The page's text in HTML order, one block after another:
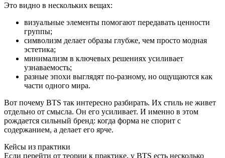
Это видно в нескольких вещах:
визуальные элементы помогают передавать ценности
группы;
символизм делает образы глубже, чем просто модная
эстетика;
минимализм в ключевых решениях усиливает
узнаваемость;
разные эпохи выглядят по-разному, но ощущаются как
части одного мира.
Вот почему BTS так интересно разбирать. Их стиль не живет
отдельно от смысла. Он его усиливает. И именно в этом
рождается сильный бренд: когда форма не спорит с
содержанием, а делает его ярче.
Кейсы из практики
Если перейти от теории к практике, у BTS есть несколько